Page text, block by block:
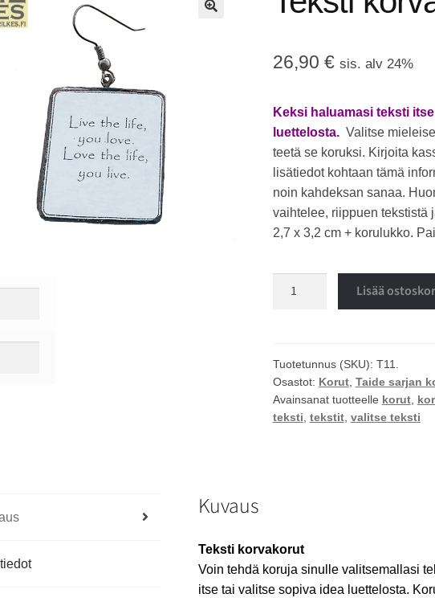
26,90 € sis. alv 24%
Keksi haluamasi teksti
luettelosta. Valitse
teetä se koruksi. Kirjoita
lisätiedot kohtaan tämä
noin kahdeksan sanaa.
vaihtelee, riippuen tekstistä
2,7 x 3,2 cm + korulukko.
Lisää
Tuotetunnus (SKU): T11.
Osastot: Korut, Taide sarjan
Avainsanat tuotteelle korut,
teksti tekstit, valitse teksti
Kuvaus
Teksti korvakorut
Voin tehdä koruja sinulle valitsemallasi
itse tai valitse sopiva idea luettelosta.